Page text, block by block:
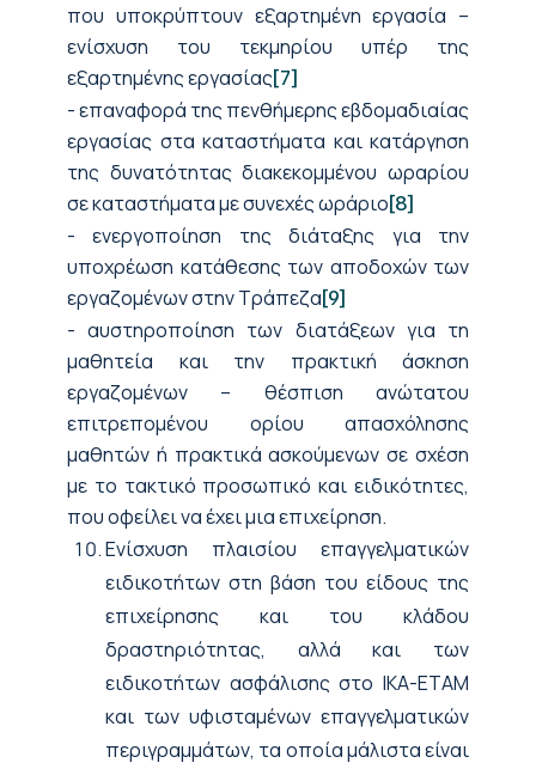
που υποκρύπτουν εξαρτημένη εργασία –
ενίσχυση του τεκμηρίου υπέρ της
εξαρτημένης εργασίας[7]
- επαναφορά της πενθήμερης εβδομαδιαίας
εργασίας στα καταστήματα και κατάργηση
της δυνατότητας διακεκομμένου ωραρίου
σε καταστήματα με συνεχές ωράριο[8]
- ενεργοποίηση της διάταξης για την
υποχρέωση κατάθεσης των αποδοχών των
εργαζομένων στην Τράπεζα[9]
- αυστηροποίηση των διατάξεων για τη
μαθητεία και την πρακτική άσκηση
εργαζομένων – θέσπιση ανώτατου
επιτρεπομένου ορίου απασχόλησης
μαθητών ή πρακτικά ασκούμενων σε σχέση
με το τακτικό προσωπικό και ειδικότητες,
που οφείλει να έχει μια επιχείρηση.
Ενίσχυση πλαισίου επαγγελματικών
ειδικοτήτων στη βάση του είδους της
επιχείρησης και του κλάδου
δραστηριότητας, αλλά και των
ειδικοτήτων ασφάλισης στο ΙΚΑ-ΕΤΑΜ
και των υφισταμένων επαγγελματικών
περιγραμμάτων, τα οποία μάλιστα είναι